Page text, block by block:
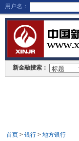
用户名：
新金融搜索：
首页> 银行> 地方银行